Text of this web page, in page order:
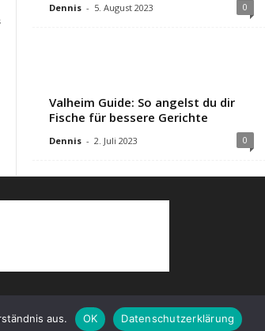
Dennis - 5. August 2023 0
Valheim Guide: So angelst du dir
Fische für bessere Gerichte
Dennis - 2. Juli 2023 0
Partner AGB Impressum Datenschutz
aus. OK Datenschutzerklärung